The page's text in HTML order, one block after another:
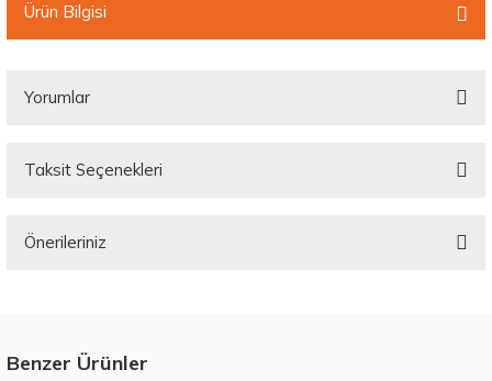
Ürün Bilgisi
Yorumlar
Taksit Seçenekleri
Önerileriniz
Görüş ve önerileriniz için teşekkür ederiz.
Benzer Ürünler